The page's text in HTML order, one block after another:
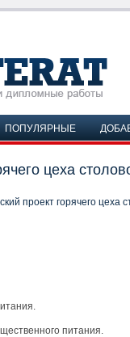
ПОПУЛЯРНЫЕ
цеха
проект горячего
питания.